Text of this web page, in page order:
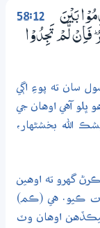
58:12
بَيْنَ
فَاِنْ لَّمْ تَجِدُوْا
سان ته پوءِ اڳي
ڀلو آهي اوهان جي
الله بخشڻهار،
گهرو ته اوهين
ڪيو. هي (ڪم)
اوهان وٽ